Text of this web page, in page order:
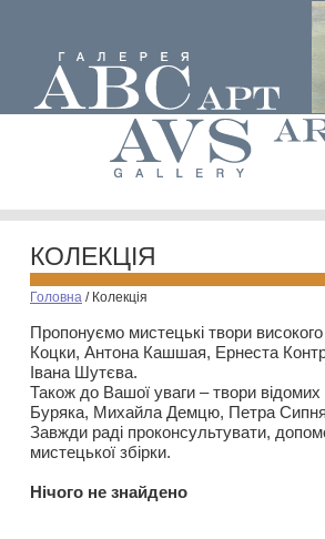
КОЛЕКЦІЯ
Головна / Колекція
Пропонуємо мистецькі твори
Коцки, Антона Кашшая, Ернеста
Івана Шутєва.
Також до Вашої уваги – твори
Буряка, Михайла Демцю, Петра
Завжди раді проконсультувати,
мистецької збірки.
Нiчого не знайдено